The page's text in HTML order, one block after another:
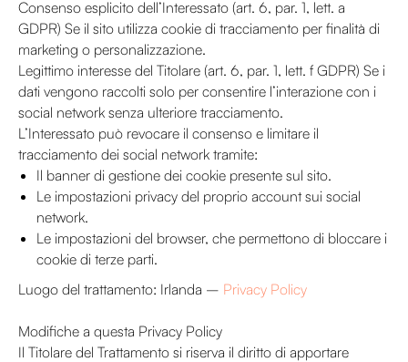
Consenso esplicito dell’Interessato (art. 6, par. 1, lett. a
GDPR) Se il sito utilizza cookie di tracciamento per finalità di
marketing o personalizzazione.
Legittimo interesse del Titolare (art. 6, par. 1, lett. f GDPR) Se i
dati vengono raccolti solo per consentire l’interazione con i
social network senza ulteriore tracciamento.
L’Interessato può revocare il consenso e limitare il
tracciamento dei social network tramite:
Il banner di gestione dei cookie presente sul sito.
Le impostazioni privacy del proprio account sui social
network.
Le impostazioni del browser, che permettono di bloccare i
cookie di terze parti.
Luogo del trattamento: Irlanda – Privacy Policy
Modifiche a questa Privacy Policy
Il Titolare del Trattamento si riserva il diritto di apportare